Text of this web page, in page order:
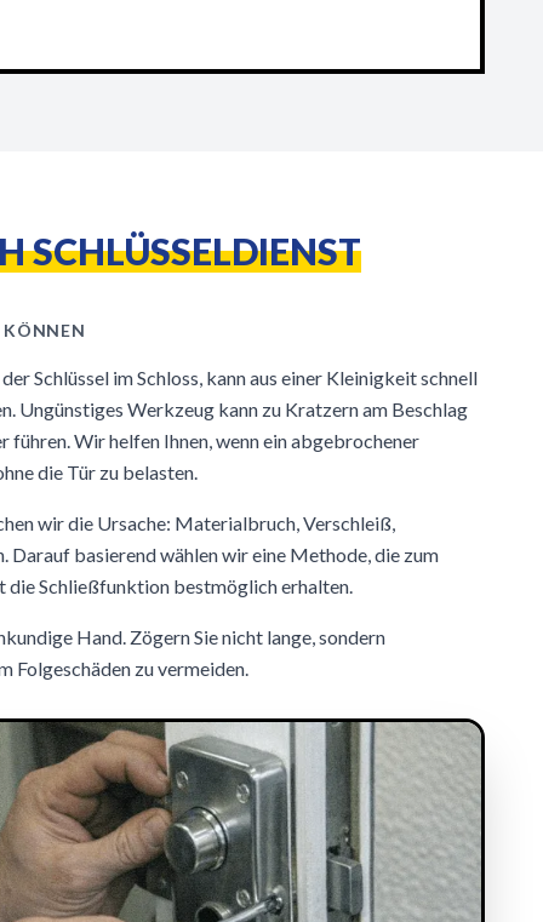
SCHLÜSSELDIENST
Schlüssel im Schloss, kann aus einer Kleinigkeit schnell
Ungünstiges Werkzeug kann zu Kratzern am Beschlag
führen. Wir helfen Ihnen, wenn ein abgebrochener
die Tür zu belasten.
wir die Ursache: Materialbruch, Verschleiß,
Darauf basierend wählen wir eine Methode, die zum
Schließfunktion bestmöglich erhalten.
Hand. Zögern Sie nicht lange, sondern
Folgeschäden zu vermeiden.